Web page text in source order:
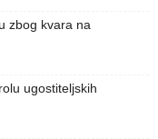
zbog kvara na
ugostiteljskih